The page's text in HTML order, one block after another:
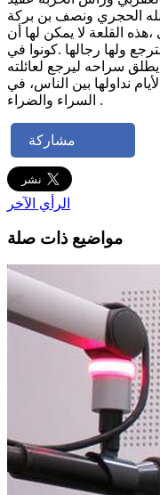
الحجري ونصف بن بركة
القلعة لا يمكن لها أن
ولها رجالها .كونوا في
يطلق سراحه ليرجع لعائلته
نداولها بين الناس، في
السراء والضراء .
مشاركة
الرأي الآخر
مواضيع ذات صلة